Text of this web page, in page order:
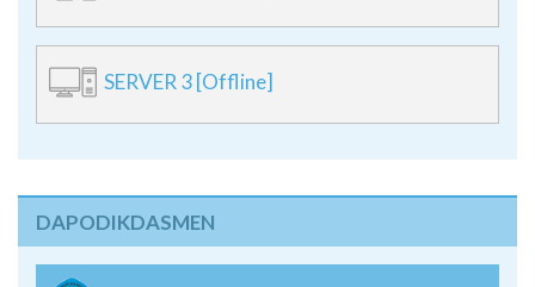
SERVER 3 [Offline]
DAPODIKDASMEN